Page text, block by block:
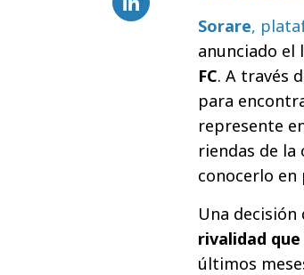
Sorare,
anunciado el
FC. A través
para
represente
riendas de la
conocerlo en
Una
rivalidad
últimos